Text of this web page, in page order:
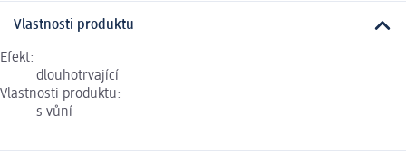
Vlastnosti produktu
Efekt:
dlouhotrvající
Vlastnosti produktu:
s vůní